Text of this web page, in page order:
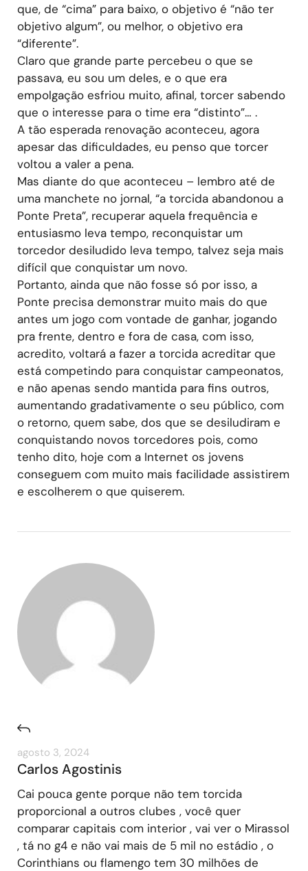
que, de “cima” para baixo, o objetivo é “não ter
objetivo algum”, ou melhor, o objetivo era
“diferente”.
Claro que grande parte percebeu o que se
passava, eu sou um deles, e o que era
empolgação esfriou muito, afinal, torcer sabendo
que o interesse para o time era “distinto”… .
A tão esperada renovação aconteceu, agora
apesar das dificuldades, eu penso que torcer
voltou a valer a pena.
Mas diante do que aconteceu – lembro até de
uma manchete no jornal, “a torcida abandonou a
Ponte Preta”, recuperar aquela frequência e
entusiasmo leva tempo, reconquistar um
torcedor desiludido leva tempo, talvez seja mais
difícil que conquistar um novo.
Portanto, ainda que não fosse só por isso, a
Ponte precisa demonstrar muito mais do que
antes um jogo com vontade de ganhar, jogando
pra frente, dentro e fora de casa, com isso,
acredito, voltará a fazer a torcida acreditar que
está competindo para conquistar campeonatos,
e não apenas sendo mantida para fins outros,
aumentando gradativamente o seu público, com
o retorno, quem sabe, dos que se desiludiram e
conquistando novos torcedores pois, como
tenho dito, hoje com a Internet os jovens
conseguem com muito mais facilidade assistirem
e escolherem o que quiserem.
agosto 3, 2024
Carlos Agostinis
Cai pouca gente porque não tem torcida
proporcional a outros clubes , você quer
comparar capitais com interior , vai ver o Mirassol
, tá no g4 e não vai mais de 5 mil no estádio , o
Corinthians ou flamengo tem 30 milhões de